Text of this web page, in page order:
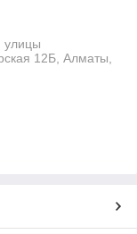
улицы
12Б, Алматы,